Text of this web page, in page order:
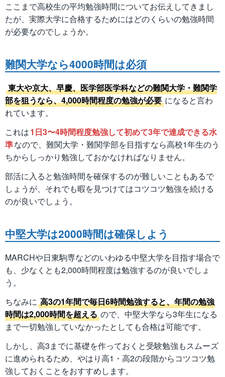
ここまで高校生の平均勉強時間についてお伝えしてきまし
たが、実際大学に合格するためにはどのくらいの勉強時間
が必要なのでしょうか。
難関大学なら4000時間は必須
東大や京大、早慶、医学部医学科などの難関大学・難関学
部を狙うなら、4,000時間程度の勉強が必要 になると言わ
れています。
これは1日3〜4時間程度勉強して初めて3年で達成できる水
準なので、難関大学・難関学部を目指すなら高校1年生のう
ちからしっかり勉強しておかなければなりません。
部活に入ると勉強時間を確保するのが難しいこともあるで
しょうが、それでも暇を見つけてはコツコツ勉強を続ける
のが良いでしょう。
中堅大学は2000時間は確保しよう
MARCHや日東駒専などのいわゆる中堅大学を目指す場合で
も、少なくとも2,000時間程度は勉強するのが良いでしょ
う。
ちなみに 高3の1年間で毎日6時間勉強すると、年間の勉強
時間は2,000時間を超える ので、中堅大学なら3年生になる
まで一切勉強していなかったとしても合格は可能です。
しかし、高3までに基礎を作っておくと受験勉強もスムーズ
に進められるため、やはり高1・高2の段階からコツコツ勉
強しておくことをおすすめします。